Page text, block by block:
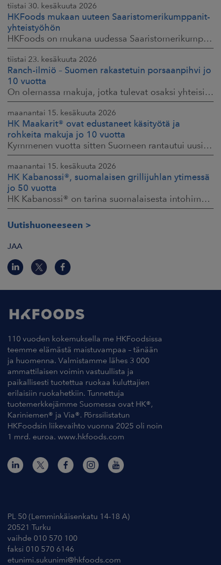
tiistai 30. kesäkuuta 2026
HKFoods mukaan uuteen Saaristomerikumppanit-
yhteistyöhön
HKFoods on mukana uudessa Saaristomerikumppanit-hankkeessa, joka kokoaa yhteen elintarviketeollisuuden, kaupan, maataloustuottajat ja asiantuntijat. Tavoitteena
tiistai 23. kesäkuuta 2026
Ranch-ilmiö – Suomen rakastetuin porsaanpihvi jo
10 vuotta
On olemassa makuja, jotka tulevat osaksi yhteisiä ruokahetkiä ja -muistoja. HK® Viljaporsaan fileepihvi Ranch on juuri sellainen. Klassikko, joka on hallinnut
maanantai 15. kesäkuuta 2026
HK Maakarit® ovat edustaneet käsityötä ja
rohkeita makuja jo 10 vuotta
Kymmenen vuotta sitten Suomeen rantautui uusi ilmiö: artesaanihenkisyys. Pienpanimoiden ja käsityöläistuotteiden nostaessa päätään HKFoodsilla tunnistettiin,
maanantai 15. kesäkuuta 2026
HK Kabanossi®, suomalaisen grillijuhlan ytimessä
jo 50 vuotta
HK Kabanossi® on tarina suomalaisesta intohimosta, innovaatiosta ja yhteisistä hetkistä grillin äärellä. Se on legenda, joka ei alkanut suurista strategioista,
Uutishuoneeseen
JAA
110 vuoden kokemuksella me HKFoodsissa
teemme elämästä maistuvampaa – tänään
ja huomenna. Valmistamme lähes 3 000
ammattilaisen voimin vastuullista ja
paikallisesti tuotettua ruokaa kuluttajien
erilaisiin ruokahetkiin. Tunnettuja
tuotemerkkejämme Suomessa ovat HK®,
Kariniemen® ja Via®. Pörssilistatun
HKFoodsin liikevaihto vuonna 2025 oli noin
1 mrd. euroa. www.hkfoods.com
PL 50 (Lemminkäisenkatu 14-18 A)
20521 Turku
vaihde 010 570 100
faksi 010 570 6146
etunimi.sukunimi@hkfoods.com